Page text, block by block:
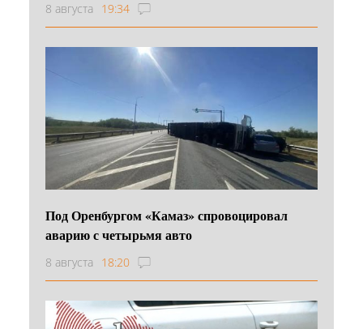
8 августа 19:34
Под Оренбургом «Камаз» спровоцировал
аварию с четырьмя авто
8 августа 18:20